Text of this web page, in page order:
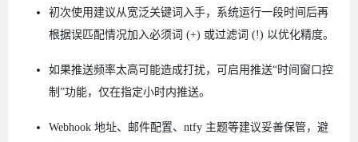
初次使用建议从宽泛关键词入手，系统运行一段时间后再
根据误匹配情况加入必须词 (+) 或过滤词 (!) 以优化精度。
如果推送频率太高可能造成打扰，可启用推送“时间窗口控
制”功能，仅在指定小时内推送。
Webhook 地址、邮件配置、ntfy 主题等建议妥善保管，避